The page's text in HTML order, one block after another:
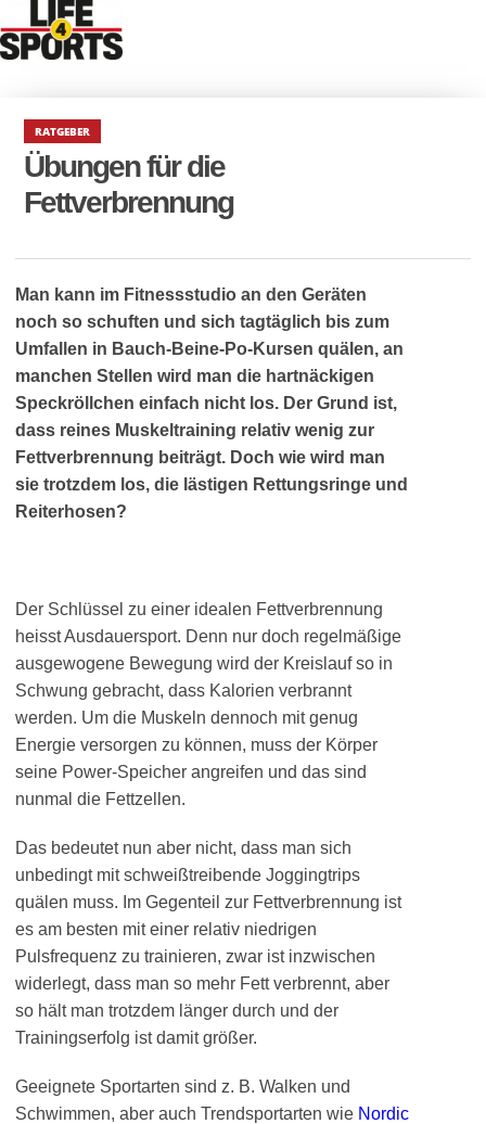
RATGEBER
Übungen für die
Fettverbrennung
Man kann im Fitnessstudio an den Geräten
noch so schuften und sich tagtäglich bis zum
Umfallen in Bauch-Beine-Po-Kursen quälen, an
manchen Stellen wird man die hartnäckigen
Speckröllchen einfach nicht los. Der Grund ist,
dass reines Muskeltraining relativ wenig zur
Fettverbrennung beiträgt. Doch wie wird man
sie trotzdem los, die lästigen Rettungsringe und
Reiterhosen?
Der Schlüssel zu einer idealen Fettverbrennung
heisst Ausdauersport. Denn nur doch regelmäßige
ausgewogene Bewegung wird der Kreislauf so in
Schwung gebracht, dass Kalorien verbrannt
werden. Um die Muskeln dennoch mit genug
Energie versorgen zu können, muss der Körper
seine Power-Speicher angreifen und das sind
nunmal die Fettzellen.
Das bedeutet nun aber nicht, dass man sich
unbedingt mit schweißtreibende Joggingtrips
quälen muss. Im Gegenteil zur Fettverbrennung ist
es am besten mit einer relativ niedrigen
Pulsfrequenz zu trainieren, zwar ist inzwischen
widerlegt, dass man so mehr Fett verbrennt, aber
so hält man trotzdem länger durch und der
Trainingserfolg ist damit größer.
Geeignete Sportarten sind z. B. Walken und
Schwimmen, aber auch Trendsportarten wie Nordic